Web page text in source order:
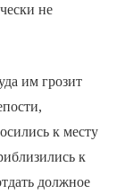
не
им грозит
к месту
к
должное